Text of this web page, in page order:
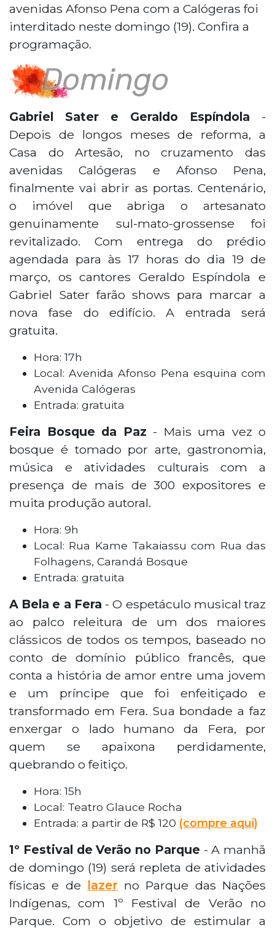
avenidas Afonso Pena com a Calógeras foi
interditado neste domingo (19). Confira a
programação.
Gabriel Sater e Geraldo Espíndola -
Depois de longos meses de reforma, a
Casa do Artesão, no cruzamento das
avenidas Calógeras e Afonso Pena,
finalmente vai abrir as portas. Centenário,
o imóvel que abriga o artesanato
genuinamente sul-mato-grossense foi
revitalizado. Com entrega do prédio
agendada para às 17 horas do dia 19 de
março, os cantores Geraldo Espíndola e
Gabriel Sater farão shows para marcar a
nova fase do edifício. A entrada será
gratuita.
Hora: 17h
Local: Avenida Afonso Pena esquina com
Avenida Calógeras
Entrada: gratuita
Feira Bosque da Paz - Mais uma vez o
bosque é tomado por arte, gastronomia,
música e atividades culturais com a
presença de mais de 300 expositores e
muita produção autoral.
Hora: 9h
Local: Rua Kame Takaiassu com Rua das
Folhagens, Carandá Bosque
Entrada: gratuita
A Bela e a Fera - O espetáculo musical traz
ao palco releitura de um dos maiores
clássicos de todos os tempos, baseado no
conto de domínio público francês, que
conta a história de amor entre uma jovem
e um príncipe que foi enfeitiçado e
transformado em Fera. Sua bondade a faz
enxergar o lado humano da Fera, por
quem se apaixona perdidamente,
quebrando o feitiço.
Hora: 15h
Local: Teatro Glauce Rocha
Entrada: a partir de R$ 120 (compre aqui)
1º Festival de Verão no Parque - A manhã
de domingo (19) será repleta de atividades
físicas e de lazer no Parque das Nações
Indígenas, com 1º Festival de Verão no
Parque. Com o objetivo de estimular a